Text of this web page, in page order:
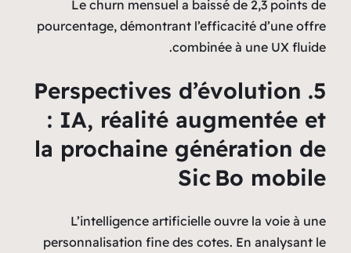
Le churn mensuel a baissé de 2,3 points de
pourcentage, démontrant l’efficacité d’une offre
combinée à une UX fluide.
5. Perspectives d’évolution
: IA, réalité augmentée et
la prochaine génération de
Sic Bo mobile
L’intelligence artificielle ouvre la voie à une
personnalisation fine des cotes. En analysant le